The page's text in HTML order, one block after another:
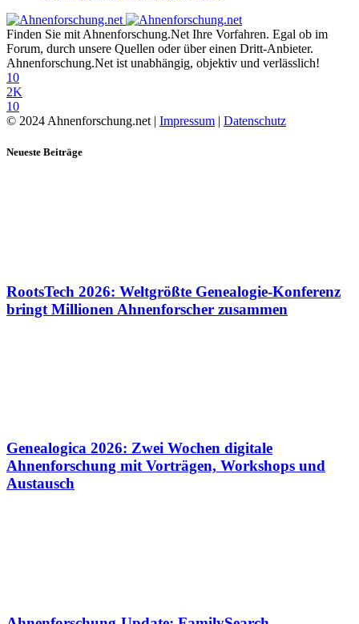
Finden Sie mit Ahnenforschung.Net Ihre Vorfahren. Egal ob im
Forum, durch unsere Quellen oder über einen Dritt-Anbieter.
Ahnenforschung.Net ist unabhängig, objektiv und verlässlich!
10
2K
10
© 2024 Ahnenforschung.net | Impressum | Datenschutz
Neueste Beiträge
RootsTech 2026: Weltgrößte Genealogie-Konferenz
bringt Millionen Ahnenforscher zusammen
Genealogica 2026: Zwei Wochen digitale
Ahnenforschung mit Vorträgen, Workshops und
Austausch